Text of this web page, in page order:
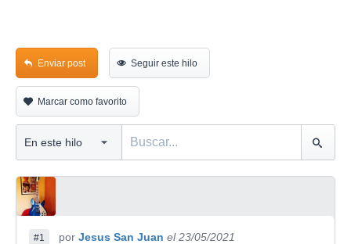
Enviar post Seguir este hilo
Marcar como favorito
#1 por Jesus San Juan el 23/05/2021